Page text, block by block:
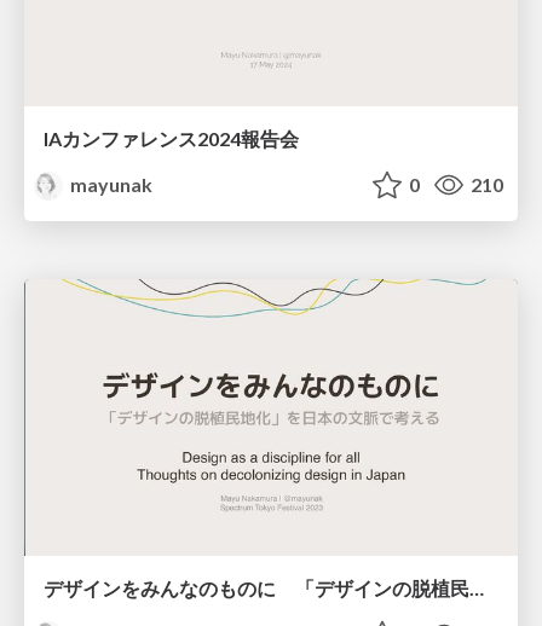
IAカンファレンス2024報告会
mayunak
0 210
デザインをみんなのものに 「デザインの脱植民地化」を日本の文脈で考える